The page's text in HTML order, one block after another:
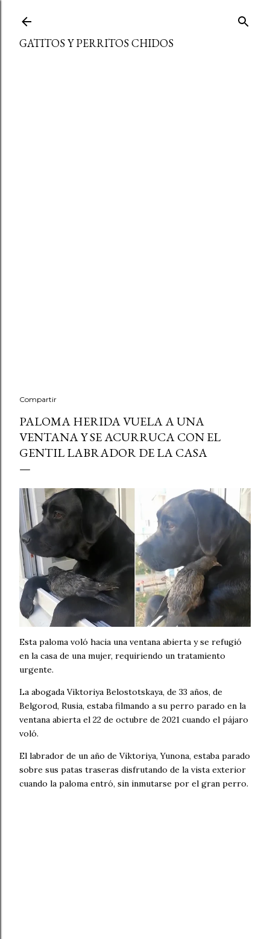
GATITOS Y PERRITOS CHIDOS
Compartir
PALOMA HERIDA VUELA A UNA
VENTANA Y SE ACURRUCA CON EL
GENTIL LABRADOR DE LA CASA
Esta paloma voló hacia una ventana abierta y se refugió
en la casa de una mujer, requiriendo un tratamiento
urgente.
La abogada Viktoriya Belostotskaya, de 33 años, de
Belgorod, Rusia, estaba filmando a su perro parado en la
ventana abierta el 22 de octubre de 2021 cuando el pájaro
voló.
El labrador de un año de Viktoriya, Yunona, estaba parado
sobre sus patas traseras disfrutando de la vista exterior
cuando la paloma entró, sin inmutarse por el gran perro.